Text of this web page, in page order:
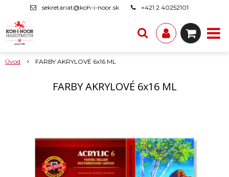
sekretariat@koh-i-noor.sk +421 2 40252101
Úvod FARBY AKRYLOVÉ 6x16 ML
FARBY AKRYLOVÉ 6x16 ML